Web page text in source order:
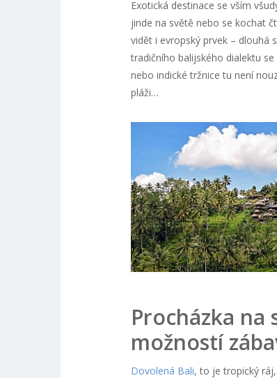
Exotická destinace se vším
jinde na světě nebo se kochat
vidět i evropský prvek – dlouhá
tradičního balijského dialektu
nebo indické tržnice tu není
pláži…
Procházka na
možností
Dovolená Bali, to je tropický